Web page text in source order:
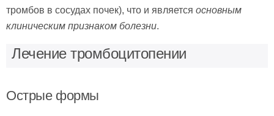
тромбов в сосудах почек), что и является основным
клиническим признаком болезни.
Лечение тромбоцитопении
Острые формы